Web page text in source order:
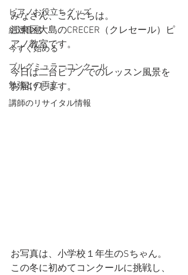
ピアノお役立ちグッズ
絶対音感
今すぐ始める
ブルグミュラーコンクール
勉強との両立
講師のリサイタル情報
みなさん、こんにちは。
江東区大島のCRECER（クレセール）ピ
アノ教室です。
今日は二台ピアノでのレッスン風景を
お届けします。
お写真は、小学校１年生のSちゃん。
この冬に初めてコンクールに挑戦し、